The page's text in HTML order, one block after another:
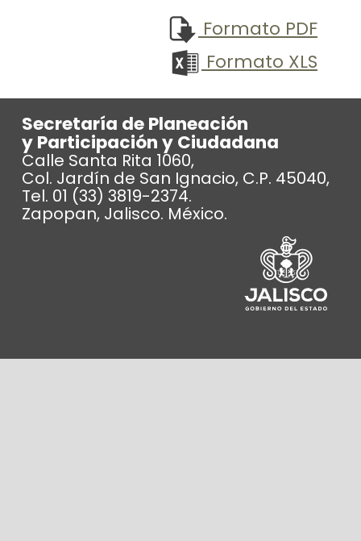
Formato PDF
Formato XLS
Secretaría de Planeación
y Participación y Ciudadana
Calle Santa Rita 1060,
Col. Jardín de San Ignacio, C.P. 45040,
Tel. 01 (33) 3819-2374.
Zapopan, Jalisco. México.